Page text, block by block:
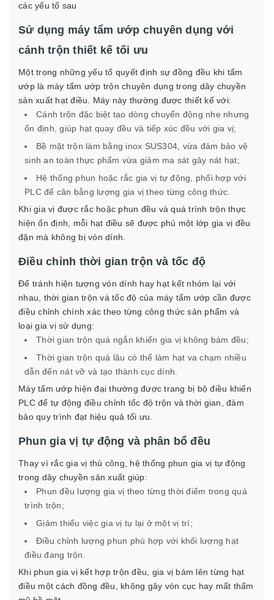
các yếu tố sau
Sử dụng máy tẩm ướp chuyên dụng với
cánh trộn thiết kế tối ưu
Một trong những yếu tố quyết định sự đồng đều khi tẩm
ướp là máy tẩm ướp trộn chuyên dụng trong dây chuyền
sản xuất hạt điều. Máy này thường được thiết kế với:
Cánh trộn đặc biệt tạo dòng chuyển động nhẹ nhưng
ổn định, giúp hạt quay đều và tiếp xúc đều với gia vị;
Bề mặt trộn làm bằng inox SUS304, vừa đảm bảo vệ
sinh an toàn thực phẩm vừa giảm ma sát gây nát hạt;
Hệ thống phun hoặc rắc gia vị tự động, phối hợp với
PLC để cân bằng lượng gia vị theo từng công thức.
Khi gia vị được rắc hoặc phun đều và quá trình trộn thực
hiện ổn định, mỗi hạt điều sẽ được phủ một lớp gia vị đều
đặn mà không bị vón dính.
Điều chỉnh thời gian trộn và tốc độ
Để tránh hiện tượng vón dính hay hạt kết nhóm lại với
nhau, thời gian trộn và tốc độ của máy tẩm ướp cần được
điều chỉnh chính xác theo từng công thức sản phẩm và
loại gia vị sử dụng:
Thời gian trộn quá ngắn khiến gia vị không bám đều;
Thời gian trộn quá lâu có thể làm hạt va chạm nhiều
dẫn đến nát vỡ và tạo thành cục dính.
Máy tẩm ướp hiện đại thường được trang bị bộ điều khiển
PLC để tự động điều chỉnh tốc độ trộn và thời gian, đảm
bảo quy trình đạt hiệu quả tối ưu.
Phun gia vị tự động và phân bổ đều
Thay vì rắc gia vị thủ công, hệ thống phun gia vị tự động
trong dây chuyền sản xuất giúp:
Phun đều lượng gia vị theo từng thời điểm trong quá
trình trộn;
Giảm thiểu việc gia vị tụ lại ở một vị trí;
Điều chỉnh lượng phun phù hợp với khối lượng hạt
điều đang trộn.
Khi phun gia vị kết hợp trộn đều, gia vị bám lên từng hạt
điều một cách đồng đều, không gây vón cục hay mất thẩm